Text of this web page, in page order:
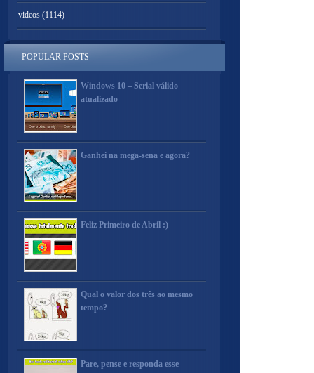
videos (1114)
POPULAR POSTS
Windows 10 – Serial válido
atualizado
Ganhei na mega-sena e agora?
Feliz Primeiro de Abril :)
Qual o valor dos três ao mesmo
tempo?
Pare, pense e responda esse